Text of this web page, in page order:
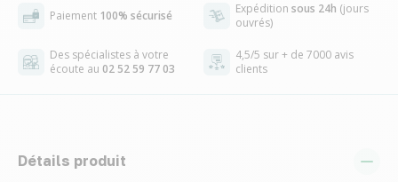
Paiement 100% sécurisé Expédition sous 24h (jours
ouvrés)
Des spécialistes à votre
écoute au 02 52 59 77 03
4,5/5 sur + de 7000 avis
clients
Détails produit